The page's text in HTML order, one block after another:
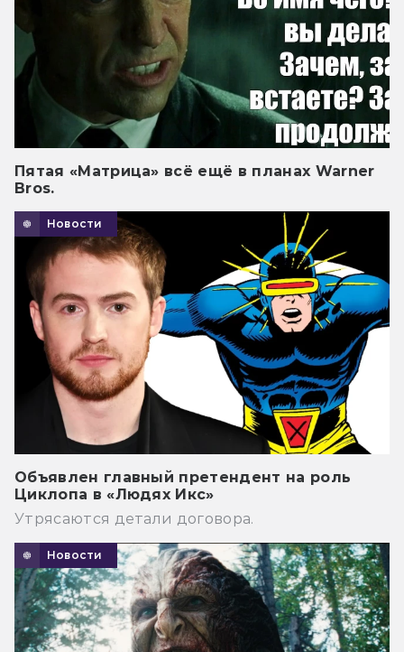
Пятая «Матрица» всё ещё в планах Warner
Bros.
Новости
Объявлен главный претендент на роль
Циклопа в «Людях Икс»
Утрясаются детали договора.
Новости